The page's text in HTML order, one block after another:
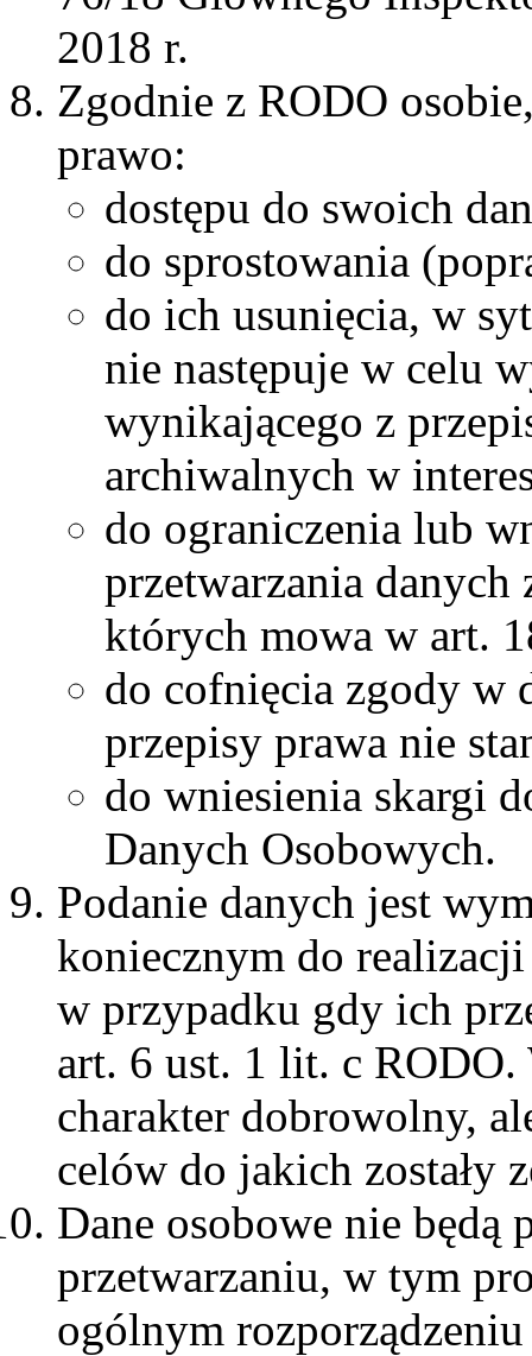
2018 r.
Zgodnie z RODO
prawo:
dostępu do swoich
do sprostowania
do ich usunięcia, w
nie następuje w celu
wynikającego z
archiwalnych w
do ograniczenia lub
przetwarzania danych
których mowa w art.
do cofnięcia zgody w
przepisy prawa nie
do wniesienia skargi
Danych Osobowych.
Podanie danych jest
koniecznym do
w przypadku gdy ich
art. 6 ust. 1 lit. c RODO.
charakter dobrowolny,
celów do jakich zostały
Dane osobowe nie będą
przetwarzaniu, w tym
ogólnym